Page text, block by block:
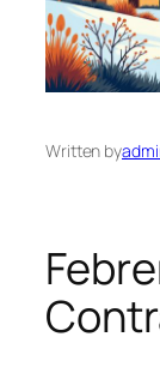
Written by